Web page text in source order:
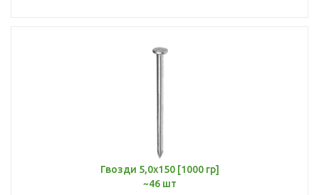
Гвозди 5,0х150 [1000 гр]
~46 шт